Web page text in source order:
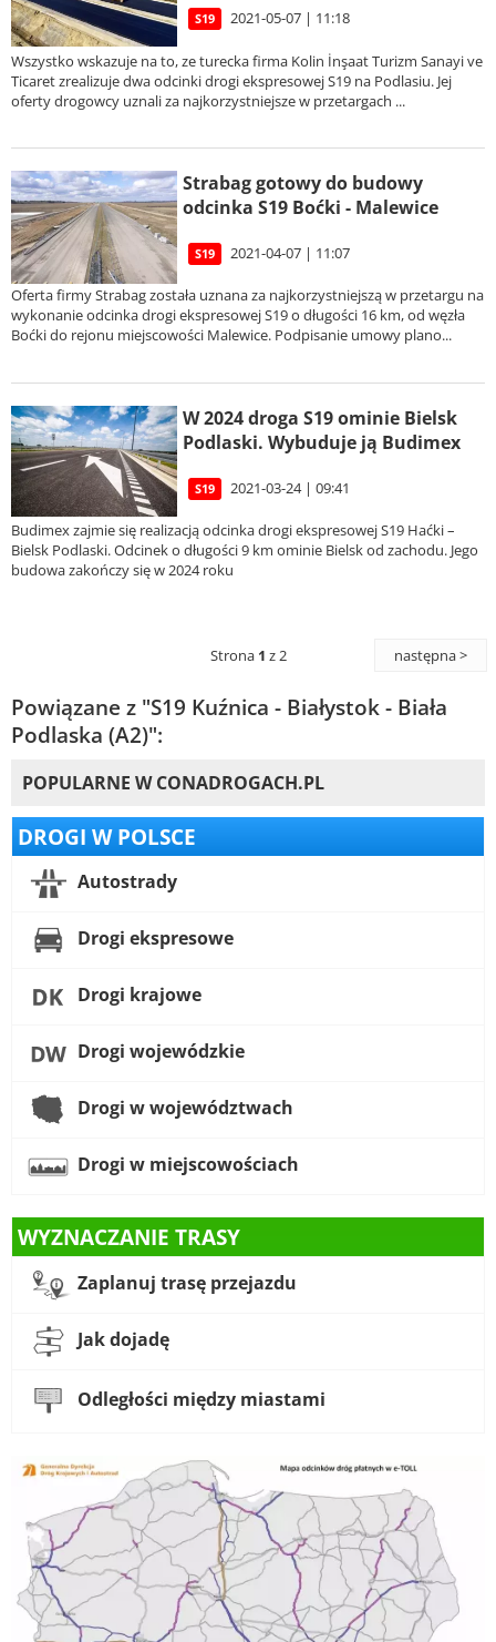
S19 2021-05-07 | 11:18
Wszystko wskazuje na to, ze turecka firma Kolin İnşaat Turizm Sanayi ve
Ticaret zrealizuje dwa odcinki drogi ekspresowej S19 na Podlasiu. Jej
oferty drogowcy uznali za najkorzystniejsze w przetargach ...
Strabag gotowy do budowy
odcinka S19 Boćki - Malewice
S19 2021-04-07 | 11:07
Oferta firmy Strabag została uznana za najkorzystniejszą w przetargu na
wykonanie odcinka drogi ekspresowej S19 o długości 16 km, od węzła
Boćki do rejonu miejscowości Malewice. Podpisanie umowy plano...
W 2024 droga S19 ominie Bielsk
Podlaski. Wybuduje ją Budimex
S19 2021-03-24 | 09:41
Budimex zajmie się realizacją odcinka drogi ekspresowej S19 Haćki –
Bielsk Podlaski. Odcinek o długości 9 km ominie Bielsk od zachodu. Jego
budowa zakończy się w 2024 roku
Strona 1 z 2 następna >
Powiązane z "S19 Kuźnica - Białystok - Biała
Podlaska (A2)":
POPULARNE W CONADROGACH.PL
DROGI W POLSCE
Autostrady
Drogi ekspresowe
Drogi krajowe
Drogi wojewódzkie
Drogi w województwach
Drogi w miejscowościach
WYZNACZANIE TRASY
Zaplanuj trasę przejazdu
Jak dojadę
Odległości między miastami